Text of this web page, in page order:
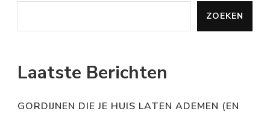
ZOEKEN
Laatste Berichten
GORDIJNEN DIE JE HUIS LATEN ADEMEN (EN